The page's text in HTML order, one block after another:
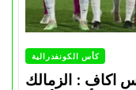
كأس الكونفدرالية
اكاف : الزمالك